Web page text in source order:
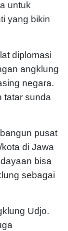
untuk
yang bikin
diplomasi
angklung
negara.
tatar sunda
pusat
di Jawa
bisa
sebagai
Udjo.